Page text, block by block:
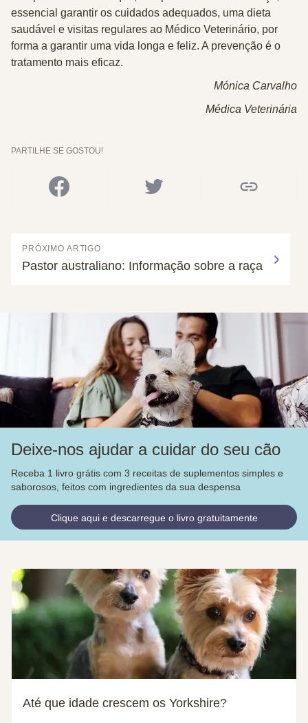
essencial garantir os cuidados adequados, uma dieta
saudável e visitas regulares ao Médico Veterinário, por
forma a garantir uma vida longa e feliz. A prevenção é o
tratamento mais eficaz.
Mónica Carvalho
Médica Veterinária
PARTILHE SE GOSTOU!
PRÓXIMO ARTIGO
Pastor australiano: Informação sobre a raça
Deixe-nos ajudar a cuidar do seu cão
Receba 1 livro grátis com 3 receitas de suplementos simples e
saborosos, feitos com ingredientes da sua despensa
Clique aqui e descarregue o livro gratuitamente
Até que idade crescem os Yorkshire?